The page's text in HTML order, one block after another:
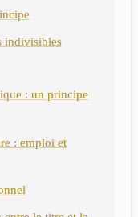
indivisibles
: un principe
: emploi et